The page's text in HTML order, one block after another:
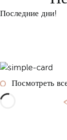
Последние дни!
Посмотреть